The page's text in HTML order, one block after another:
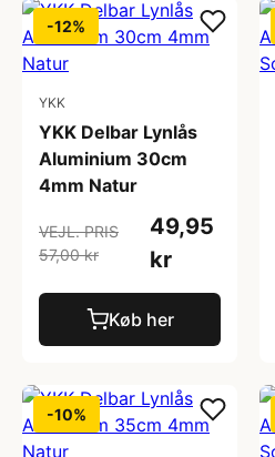
-12%
YKK
YKK Delbar Lynlås
Aluminium 30cm
4mm Natur
VEJL. PRIS
57,00 kr
49,95
kr
Køb her
-10%